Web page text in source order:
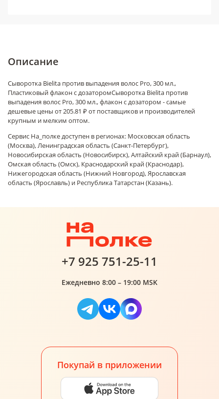
Описание
Сыворотка Bielita против выпадения волос Pro, 300 мл.,
Пластиковый флакон с дозаторомСыворотка Bielita против
выпадения волос Pro, 300 мл., флакон с дозатором - самые
дешевые цены от 205.81 ₽ от поставщиков и производителей
крупным и мелким оптом.
Сервис На_полке доступен в регионах: Московская область
(Москва), Ленинградская область (Санкт-Петербург),
Новосибирская область (Новосибирск), Алтайский край (Барнаул),
Омская область (Омск), Краснодарский край (Краснодар),
Нижегородская область (Нижний Новгород), Ярославская
область (Ярославль) и Республика Татарстан (Казань).
+7 925 751-25-11
Ежедневно 8:00 – 19:00 MSK
Покупай в приложении